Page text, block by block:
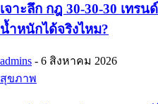
เจาะลึก กฎ 30-30-30 เทร
น้ำหนักได้จริงไหม?
admins - 6 สิงหาคม 2026
สุขภาพ